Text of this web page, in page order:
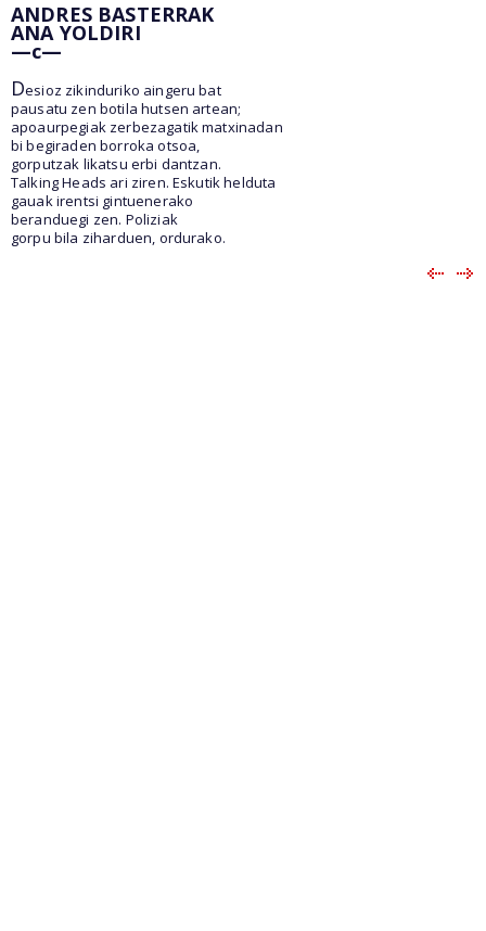
ANDRES BASTERRAK
ANA YOLDIRI
—c—
Desioz zikinduriko aingeru bat
pausatu zen botila hutsen artean;
apoaurpegiak zerbezagatik matxinadan
bi begiraden borroka otsoa,
gorputzak likatsu erbi dantzan.
Talking Heads ari ziren. Eskutik helduta
gauak irentsi gintuenerako
beranduegi zen. Poliziak
gorpu bila ziharduen, ordurako.